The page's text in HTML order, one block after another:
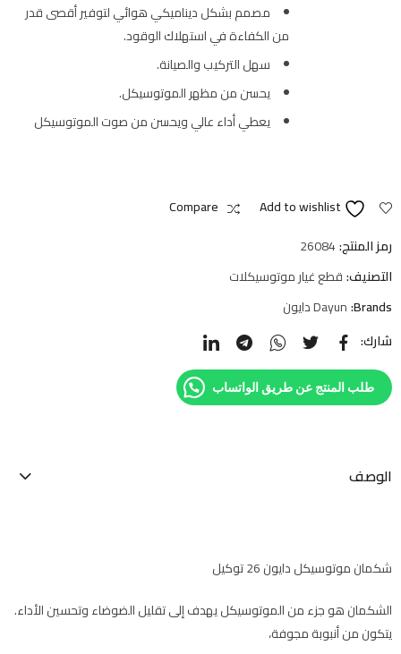
مصمم بشكل ديناميكي هوائي لتوفير أقصى قدر
من الكفاءة في استهلاك الوقود.
سهل التركيب والصيانة.
يحسن من مظهر الموتوسيكل.
يعطي أداء عالي ويحسن من صوت الموتوسيكل
Add to wishlist
Compare
رمز المنتج:26084
التصنيف:قطع غيار موتوسيكلات
Brands: Dayun دايون
شارك:
طلب المنتج عن طريق الواتساب
الوصف
شكمان موتوسيكل دايون 26 توكيل
الشكمان هو جزء من الموتوسيكل يهدف إلى تقليل الضوضاء وتحسين الأداء.
يتكون من أنبوبة مجوفة،